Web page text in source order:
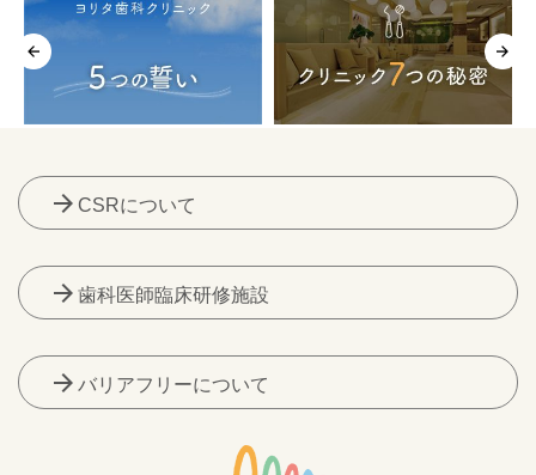
arrow_forward CSRについて
arrow_forward 歯科医師臨床研修施設
arrow_forward バリアフリーについて